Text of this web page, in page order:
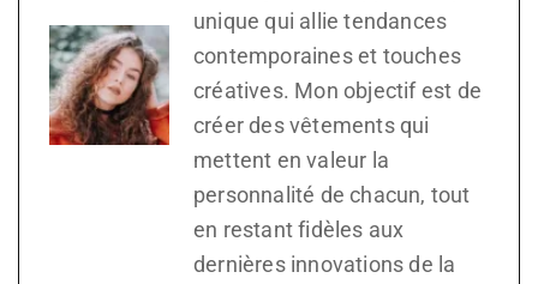
unique qui allie tendances
contemporaines et touches
créatives. Mon objectif est de
créer des vêtements qui
mettent en valeur la
personnalité de chacun, tout
en restant fidèles aux
dernières innovations de la